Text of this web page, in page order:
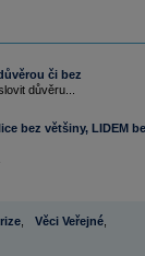
či bez
důvěru...
bez většiny, LIDEM
, Věci Veřejné,